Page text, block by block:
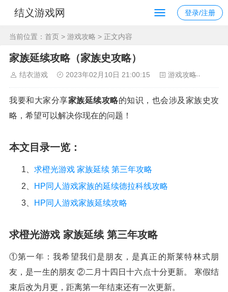
结义游戏网 登录/注册
当前位置： 首页 > 游戏攻略 > 正文内容
家族延续攻略（家族史攻略）
结衣游戏 2023年02月10日 21:00:15 游戏攻略
我要和大家分享家族延续攻略的知识，也会涉及家族史攻
略，希望可以解决你现在的问题！
本文目录一览：
1、 求橙光游戏 家族延续 第三年攻略
2、
HP同人游戏家族的延续德拉科线攻略
3、
HP同人游戏家族延续攻略
求橙光游戏 家族延续 第三年攻略
①第一年：我希望我们是朋友，是真正的斯莱特林式朋
友，是一生的朋友 ②二月十四日十六点十分更新。 寒假结
束后改为月更，距离第一年结束还有一次更新。